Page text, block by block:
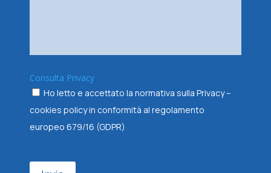
Consulta Privacy
Ho letto e accettato la normativa sulla Privacy –
cookies policy in conformità al regolamento
europeo 679/16 (GDPR)